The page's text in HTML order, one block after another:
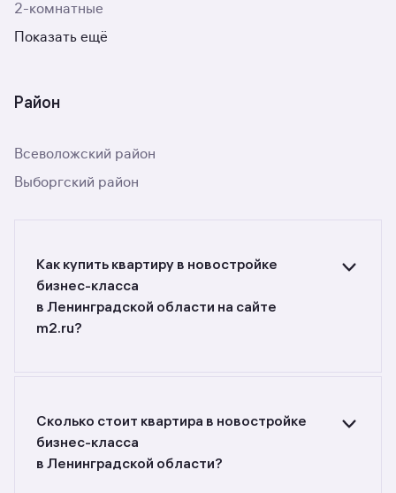
2-комнатные
Показать ещё
Район
Всеволожский район
Выборгский район
Как купить квартиру в новостройке
бизнес-класса
в Ленинградской области на сайте
m2.ru?
фильтрами или поиском в разделе.
Сколько стоит квартира в новостройке
бизнес-класса
в Ленинградской области?